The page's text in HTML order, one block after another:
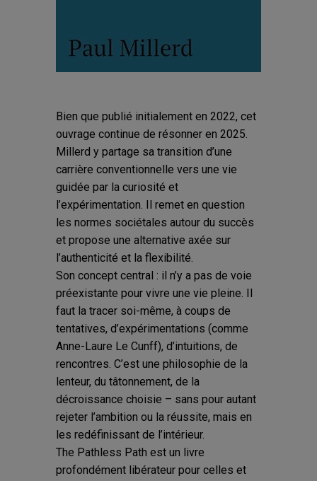
Bien que publié initialement en 2022, cet
ouvrage continue de résonner en 2025.
Millerd y partage sa transition d’une
carrière conventionnelle vers une vie
guidée par la curiosité et
l’expérimentation. Il remet en question
les normes sociétales autour du succès
et propose une alternative axée sur
l’authenticité et la flexibilité.
Son concept central : il n’y a pas de voie
préexistante pour vivre une vie pleine. Il
faut la tracer soi-même, à coups de
tentatives, d’expérimentations (comme
Anne-Laure Le Cunff), d’intuitions, de
rencontres. C’est une philosophie de la
lenteur, du tâtonnement, de la
décroissance choisie – sans pour autant
rejeter l’ambition ou la réussite, mais en
les redéfinissant de l’intérieur.
The Pathless Path est un livre
profondément libérateur pour celles et